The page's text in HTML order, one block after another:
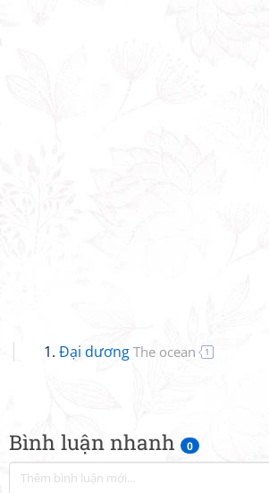
Bình luận nhanh 0
Đại dương The ocean 1